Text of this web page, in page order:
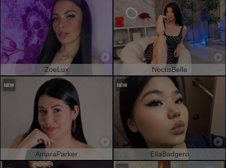
ZoeLux NoctisBella
AmaraParker EllaBadgero